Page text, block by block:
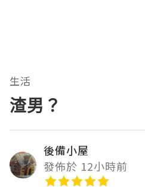
生活
渣男？
後備小屋
發佈於 12小時前